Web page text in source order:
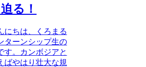
る！
にちは、くろまる
ターンシップ生の
す。カンボジアと
ばやはり壮大な規